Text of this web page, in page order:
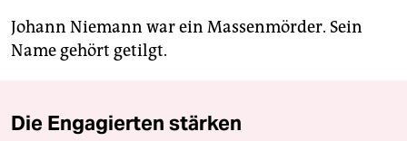
Johann Niemann war ein Massenmörder. Sein
Name gehört getilgt.
Die Engagierten stärken